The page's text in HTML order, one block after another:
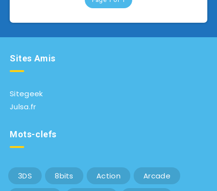
Sites Amis
Sitegeek
Julsa.fr
Mots-clefs
3DS 8bits Action Arcade